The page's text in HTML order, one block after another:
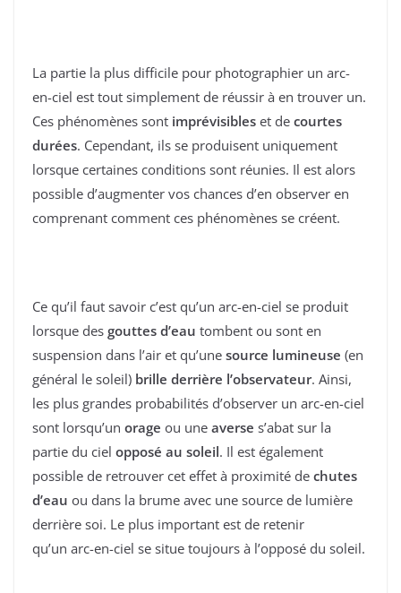
La partie la plus difficile pour photographier un arc-
en-ciel est tout simplement de réussir à en trouver un.
Ces phénomènes sont imprévisibles et de courtes
durées. Cependant, ils se produisent uniquement
lorsque certaines conditions sont réunies. Il est alors
possible d’augmenter vos chances d’en observer en
comprenant comment ces phénomènes se créent.
Ce qu’il faut savoir c’est qu’un arc-en-ciel se produit
lorsque des gouttes d’eau tombent ou sont en
suspension dans l’air et qu’une source lumineuse (en
général le soleil) brille derrière l’observateur. Ainsi,
les plus grandes probabilités d’observer un arc-en-ciel
sont lorsqu’un orage ou une averse s’abat sur la
partie du ciel opposé au soleil. Il est également
possible de retrouver cet effet à proximité de chutes
d’eau ou dans la brume avec une source de lumière
derrière soi. Le plus important est de retenir
qu’un arc-en-ciel se situe toujours à l’opposé du soleil.